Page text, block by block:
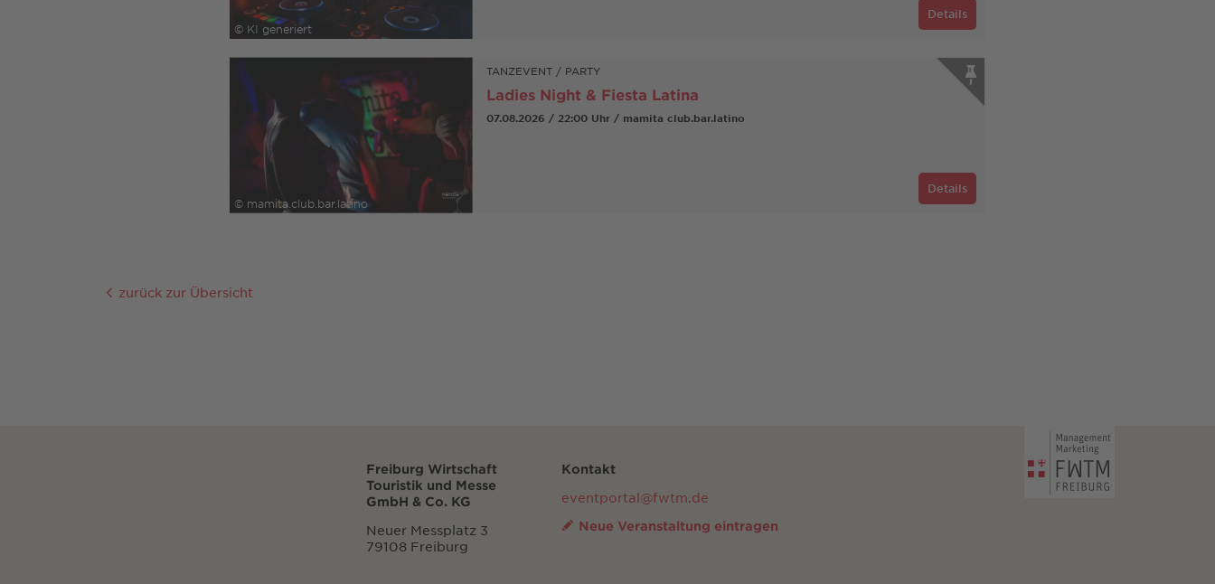
© KI generiert
Details
© mamita.club.bar.latino
TANZEVENT / PARTY
Ladies Night & Fiesta Latina
07.08.2026 / 22:00 Uhr / mamita club.bar.latino
Details
zurück zur Übersicht
Freiburg Wirtschaft
Touristik und Messe
GmbH & Co. KG
Neuer Messplatz 3
79108 Freiburg
Kontakt
eventportal@fwtm.de
Neue Veranstaltung eintragen